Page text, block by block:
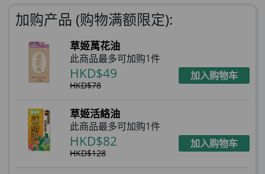
加购产品 (购物满额限定):
草姬萬花油
此商品最多可加购1件
HKD$49
HKD$78
加入购物车
草姬活絡油
此商品最多可加购1件
HKD$82
HKD$128
加入购物车